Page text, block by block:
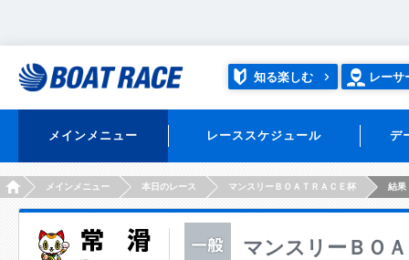
知る楽しむ レーサ
メインメニュー レーススケジュール デ
HOMEメインメニュー 本日のレース マンスリーＢＯＡＴＲＡＣＥ杯 結果
マンスリーＢＯ